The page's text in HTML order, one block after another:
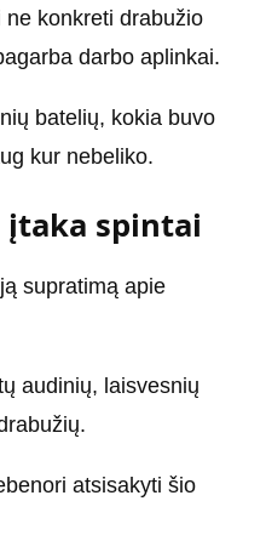
konkreti drabužio
darbo aplinkai.
batelių, kokia buvo
kur nebeliko.
spintai
supratimą apie
audinių, laisvesnių
atsisakyti šio